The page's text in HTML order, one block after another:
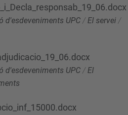
d'esdeveniments UPC / El servei /
d'esdeveniments UPC /El